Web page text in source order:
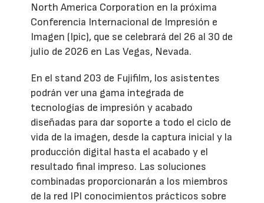
North America Corporation en la próxima
Conferencia Internacional de Impresión e
Imagen (Ipic), que se celebrará del 26 al 30 de
julio de 2026 en Las Vegas, Nevada.
En el stand 203 de Fujifilm, los asistentes
podrán ver una gama integrada de
tecnologías de impresión y acabado
diseñadas para dar soporte a todo el ciclo de
vida de la imagen, desde la captura inicial y la
producción digital hasta el acabado y el
resultado final impreso. Las soluciones
combinadas proporcionarán a los miembros
de la red IPI conocimientos prácticos sobre